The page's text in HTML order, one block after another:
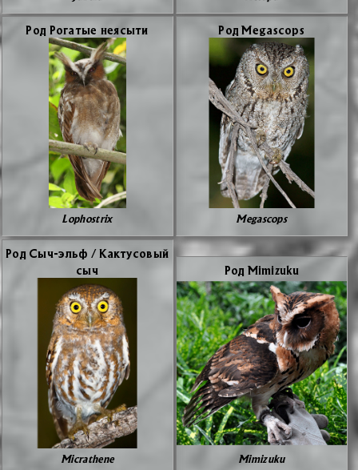
Род Ро­га­тые неясы­ти
Lophostrix
Род Megascops
Megascops
Род Сыч-эльф / Как­ту­со­вый
сыч
Micrathene
Род Mimizuku
Mimizuku